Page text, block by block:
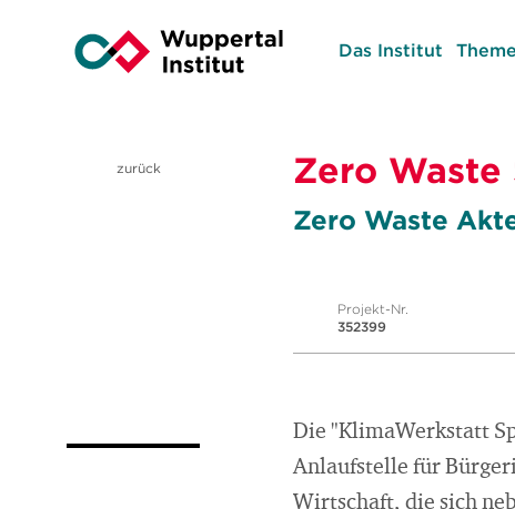
Das Institut
zurück Zero Waste
Zero Waste
Projekt-Nr.
352399
Die "KlimaWerkstatt
Anlaufstelle für
Wirtschaft, die sich